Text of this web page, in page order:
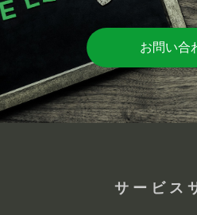
お問い合
サービス